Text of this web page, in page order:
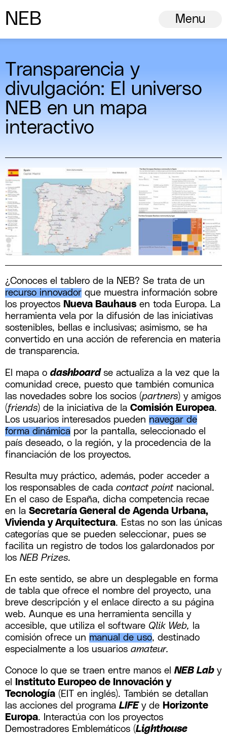
N ew
European
B Menu
Transparencia y
divulgación: El universo
NEB en un mapa
interactivo
¿Conoces el tablero de la NEB? Se trata de un
recurso innovadorque muestra información sobre
los proyectos Nueva Bauhausen toda Europa. La
herramienta vela por la difusión de las iniciativas
sostenibles, bellas e inclusivas; asimismo, se ha
convertido en una acción de referencia en materia
de transparencia.
El mapa o dashboard se actualiza a la vez que la
comunidad crece, puesto que también comunica
las novedades sobre los socios (partners) y amigos
(friends) de la iniciativa de la Comisión Europea.
Los usuarios interesados pueden navegar de
forma dinámicapor la pantalla, seleccionado el
país deseado, o la región, y la procedencia de la
financiación de los proyectos.
Resulta muy práctico, además, poder acceder a
los responsables de cada contact pointnacional.
En el caso de España, dicha competencia recae
en la Secretaría General de Agenda Urbana,
Vivienda y Arquitectura. Estas no son las únicas
categorías que se pueden seleccionar, pues se
facilita un registro de todos los galardonados por
los NEB Prizes.
En este sentido, se abre un desplegable en forma
de tabla que ofrece el nombre del proyecto, una
breve descripción y el enlace directo a su página
web. Aunque es una herramienta sencilla y
accesible, que utiliza el software Qlik Web,
la
comisión ofrece un manual de uso, destinado
especialmente a los usuarios amateur.
Conoce lo que se traen entre manos el NEB Lab y
el
Instituto Europeo de Innovación y
Tecnología(EIT en inglés). También se detallan
las acciones del programa LIFE y de Horizonte
Europa. Interactúa con los proyectos
Demostradores Emblemáticos (Lighthouse